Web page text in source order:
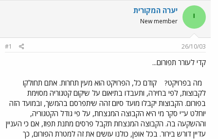
ת
ח
ה
ש
א
ר
ם
ר
י יערה המקורית
New member
26/10/03
#1
קדי לעורר תפורום...
מה בפרויקט?
קודם כל, הפרויקט הוא מעין תחרות. אתם תחולקו
לקבוצות, לפי בחירה, ותעבדו בתיאום על שיקום קטגוריה מסוימת
בפורום. הקבוצות יקבלו מועד סיום זהה שיתפרסם בהמשך, ובמועד הזה
יוחלט ע"י סקר מי היא הקבוצה המנצחת, על פי גודל הקטגוריה,
וההשקעה בה. הקבוצה המנצחת תקבל פרסים מתנת תפוז, אם כי העניין
עדיין דורש בירור. בכל אופן, כולנו עושים את זה למטרת הפורום, כך